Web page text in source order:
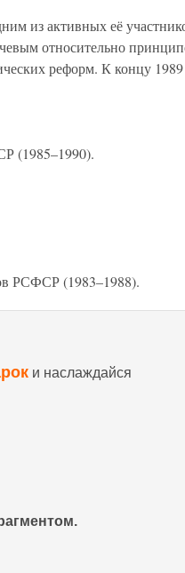
из активных её
относительно
реформ. К концу 1989
(1985–1990).
РСФСР (1983–1988).
и наслаждайся